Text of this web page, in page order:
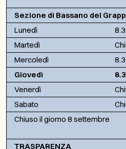
Sezione di Bassano del
Lunedì
Martedì
Mercoledì
Giovedì
Venerdì
Sabato
Chiuso il giorno 8 settembre
TRASPARENZA